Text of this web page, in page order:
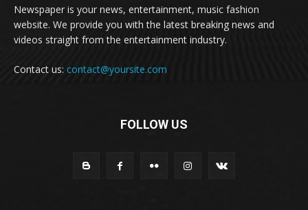
Newspaper is your news, entertainment, music fashion
website. We provide you with the latest breaking news and
videos straight from the entertainment industry.
Contact us: contact@yoursite.com
FOLLOW US